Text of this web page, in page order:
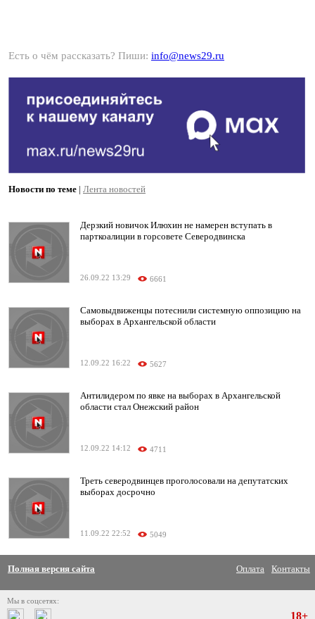
Есть о чём рассказать? Пиши: info@news29.ru
Новости по теме | Лента новостей
Дерзкий новичок Илюхин не намерен вступать в
парткоалиции в горсовете Северодвинска
26.09.22 13:29 6661
Самовыдвиженцы потеснили системную оппозицию на
выборах в Архангельской области
12.09.22 16:22 5627
Антилидером по явке на выборах в Архангельской
области стал Онежский район
12.09.22 14:12 4711
Треть северодвинцев проголосовали на депутатских
выборах досрочно
11.09.22 22:52 5049
Полная версия сайта Оплата Контакты
Мы в соцсетях:
18+